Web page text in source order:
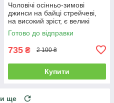
Чоловічі осінньо-зимові
джинси на байці стрейчеві,
на високий зріст, є великі
розміри VINGVGS, Туреччина
Готово до відправки
735 ₴ 2 100 ₴
Купити
ще